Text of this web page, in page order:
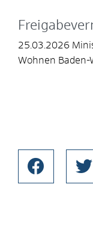
25.03.2026
Wohnen Baden-